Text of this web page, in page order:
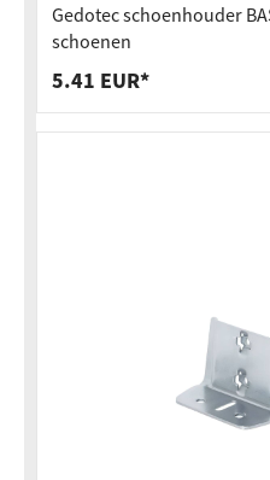
Gedotec schoenhouder
schoenen
5.41 EUR*